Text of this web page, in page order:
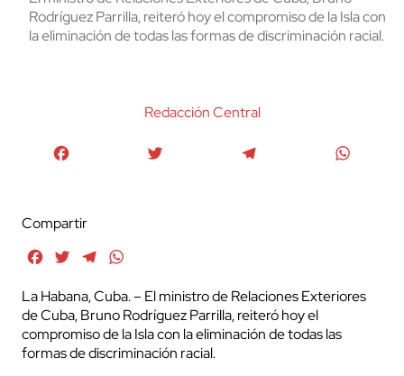
Rodríguez Parrilla, reiteró hoy el compromiso de la Isla con
la eliminación de todas las formas de discriminación racial.
Redacción Central
Compartir
FacebookTwitterTelegram
La Habana, Cuba. – El ministro de Relaciones Exteriores
de Cuba, Bruno Rodríguez Parrilla, reiteró hoy el
compromiso de la Isla con la eliminación de todas las
formas de discriminación racial.